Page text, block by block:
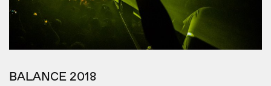
BALANCE 2018